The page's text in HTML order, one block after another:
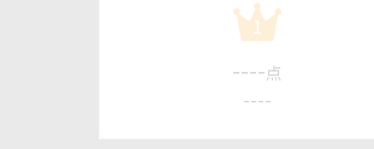
1
---- 点
----